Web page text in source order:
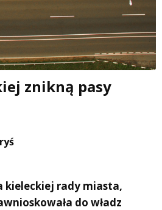
znikną pasy
kieleckiej rady miasta,
do władz